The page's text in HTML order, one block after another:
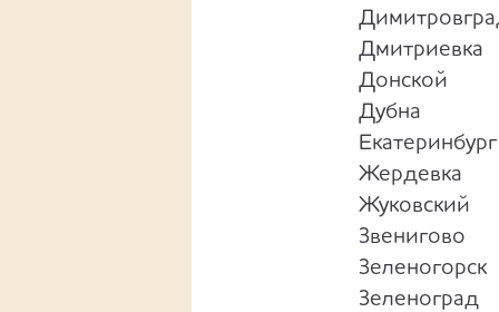
Дмитриевка
Донской
Дубна
Екатеринбург
Жердевка
Жуковский
Звенигово
Зеленогорск
Зеленоград